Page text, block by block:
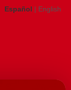
Español | English